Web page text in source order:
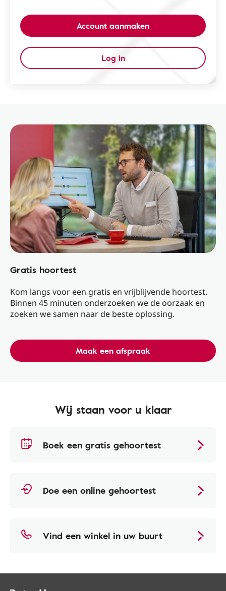
Account aanmaken
Log in
Gratis hoortest
Kom langs voor een gratis en vrijblijvende hoortest.
Binnen 45 minuten onderzoeken we de oorzaak en
zoeken we samen naar de beste oplossing.
Maak een afspraak
Wij staan voor u klaar
Boek een gratis gehoortest
Doe een online gehoortest
Vind een winkel in uw buurt